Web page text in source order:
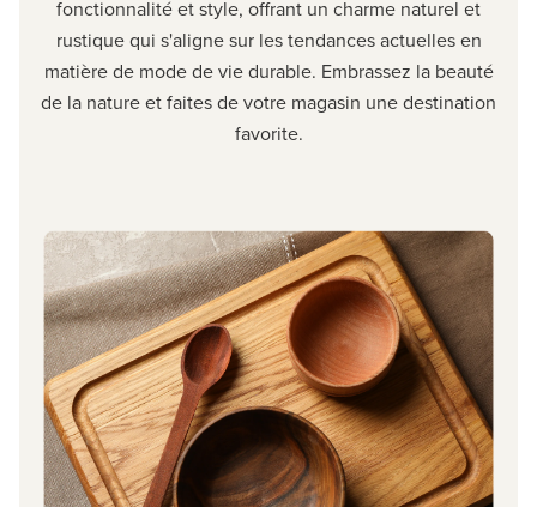
fonctionnalité et style, offrant un charme naturel et
rustique qui s'aligne sur les tendances actuelles en
matière de mode de vie durable. Embrassez la beauté
de la nature et faites de votre magasin une destination
favorite.